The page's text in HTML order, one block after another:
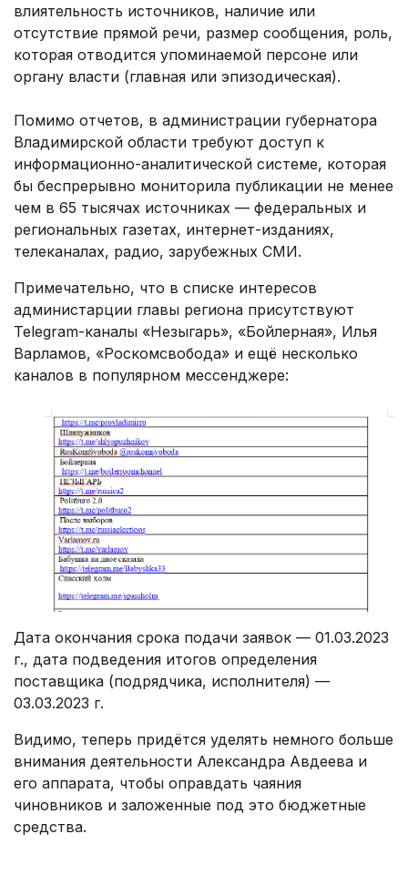
влиятельность источников, наличие или
отсутствие прямой речи, размер сообщения, роль,
которая отводится упоминаемой персоне или
органу власти (главная или эпизодическая).
Помимо отчетов, в администрации губернатора
Владимирской области требуют доступ к
информационно-аналитической системе, которая
бы беспрерывно мониторила публикации не менее
чем в 65 тысячах источниках — федеральных и
региональных газетах, интернет-изданиях,
телеканалах, радио, зарубежных СМИ.
Примечательно, что в списке интересов
администарции главы региона присутствуют
Telegram-каналы «Незыгарь», «Бойлерная», Илья
Варламов, «Роскомсвобода» и ещё несколько
каналов в популярном мессенджере:
Дата окончания срока подачи заявок — 01.03.2023
г., дата подведения итогов определения
поставщика (подрядчика, исполнителя) —
03.03.2023 г.
Видимо, теперь придётся уделять немного больше
внимания деятельности Александра Авдеева и
его аппарата, чтобы оправдать чаяния
чиновников и заложенные под это бюджетные
средства.